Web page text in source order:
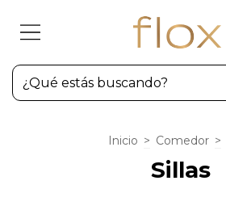
Inicio > Comedor >
Sillas